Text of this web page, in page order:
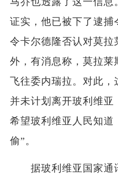
证实，他已被下了逮捕
令卡尔德隆否认对莫拉
外，有消息称，莫拉莱
飞往委内瑞拉。对此，
并未计划离开玻利维亚
希望玻利维亚人民知道
偷”。
据玻利维亚国家通